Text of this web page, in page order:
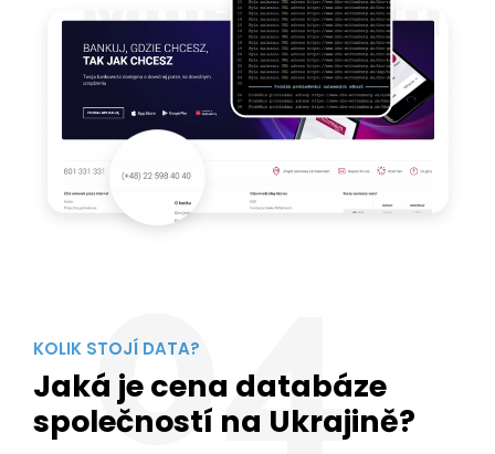
04
Jaká je cena databáze
společností na Ukrajině?
Cena dat je přímo úměrná počtu kontaktů,